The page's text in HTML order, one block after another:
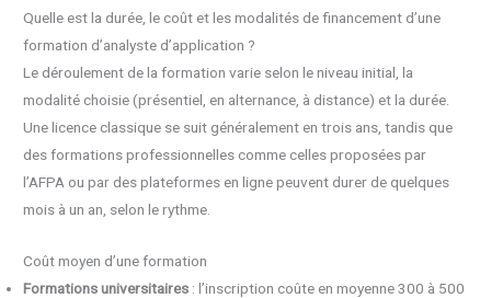
Quelle est la durée, le coût et les modalités de financement d’une
formation d’analyste d’application ?
Le déroulement de la formation varie selon le niveau initial, la
modalité choisie (présentiel, en alternance, à distance) et la durée.
Une licence classique se suit généralement en trois ans, tandis que
des formations professionnelles comme celles proposées par
l’AFPA ou par des plateformes en ligne peuvent durer de quelques
mois à un an, selon le rythme.
Coût moyen d’une formation
Formations universitaires : l’inscription coûte en moyenne 300 à 500